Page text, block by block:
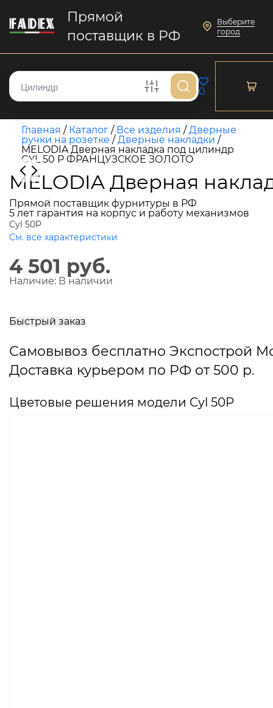
Прямой
поставщик в РФ
Выберите
город
0
Главная / Каталог / Все изделия /Дверные
ручки на розетке /Дверные накладки /
MELODIA Дверная накладка под цилиндр
CYL 50 P ФРАНЦУЗСКОЕ ЗОЛОТО
MELODIA Дверная
Прямой поставщик фурнитуры в РФ
5 лет гарантия на корпус и работу механизмов
Cyl 50P
См. все характеристики
4 501 руб.
Наличие: В наличии
Быстрый заказ
Самовывоз бесплатно Экспострой
Доставка курьером по РФ от 500 р.
Цветовые решения модели Cyl 50P